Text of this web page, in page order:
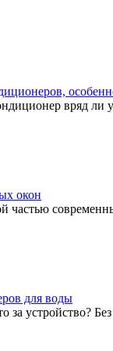
вряд ли
окон
частью
для воды
за устройство?